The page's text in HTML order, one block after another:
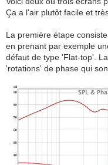
Ça a l'air plutôt facile et
La première étape
en prenant par exemple
défaut de type 'Flat-top'.
'rotations' de phase qui